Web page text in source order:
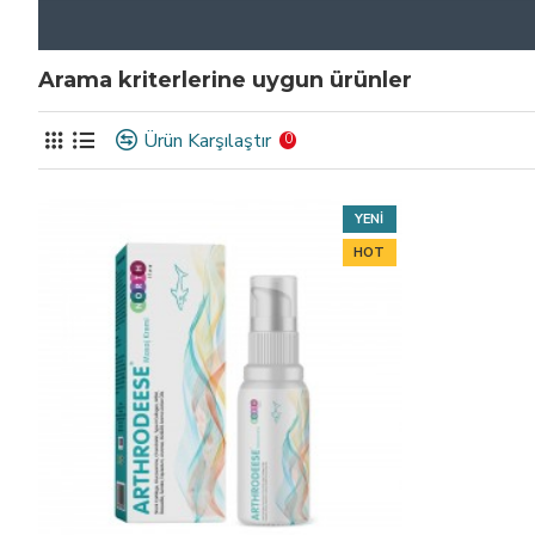
Arama kriterlerine uygun ürünler
Ürün Karşılaştır 0
YENI
HOT